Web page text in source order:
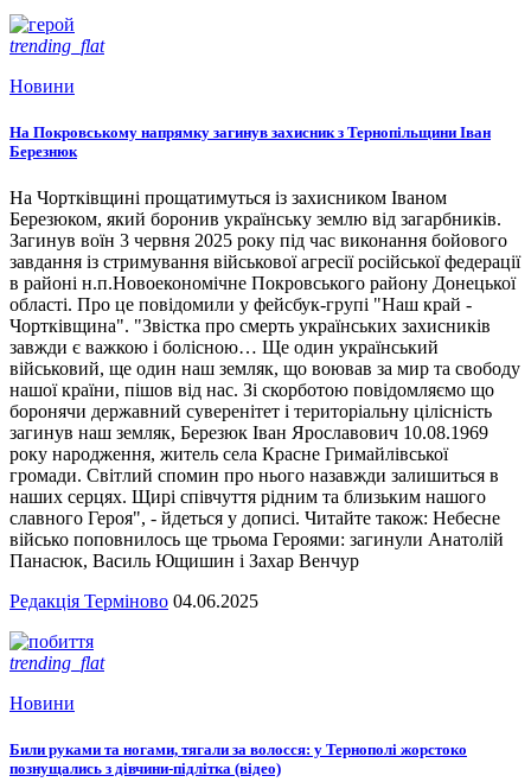
trending_flat
Новини
На Покровському напрямку загинув захисник з Тернопільщини Іван
Березнюк
На Чортківщині прощатимуться із захисником Іваном
Березюком, який боронив українську землю від загарбників.
Загинув воїн 3 червня 2025 року під час виконання бойового
завдання із стримування військової агресії російської федерації
в районі н.п.Новоекономічне Покровського району Донецької
області. Про це повідомили у фейсбук-групі "Наш край -
Чортківщина". "Звістка про смерть українських захисників
завжди є важкою і болісною… Ще один український
військовий, ще один наш земляк, що воював за мир та свободу
нашої країни, пішов від нас. Зі скорботою повідомляємо що
боронячи державний суверенітет і територіальну цілісність
загинув наш земляк, Березюк Іван Ярославович 10.08.1969
року народження, житель села Красне Гримайлівської
громади. Світлий спомин про нього назавжди залишиться в
наших серцях. Щирі співчуття рідним та близьким нашого
славного Героя", - йдеться у дописі. Читайте також: Небесне
військо поповнилось ще трьома Героями: загинули Анатолій
Панасюк, Василь Ющишин і Захар Венчур
Редакція Терміново 04.06.2025
trending_flat
Новини
Били руками та ногами, тягали за волосся: у Тернополі жорстоко
познущались з дівчини-підлітка (відео)